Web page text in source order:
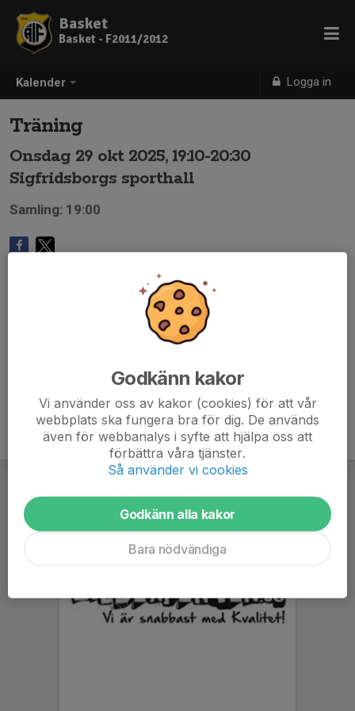
Kalender Logga in
Basket
Basket - F2011/2012
Träning
Onsdag 29 okt 2025, 19:10-20:30
Sigfridsborgs sporthall
Samling: 19:00
Godkänn kakor
Vi använder oss av kakor (cookies) för att vår
webbplats ska fungera bra för dig. De används
även för webbanalys i syfte att hjälpa oss att
förbättra våra tjänster.
Så använder vi cookies
Godkänn alla kakor
Bara nödvändiga